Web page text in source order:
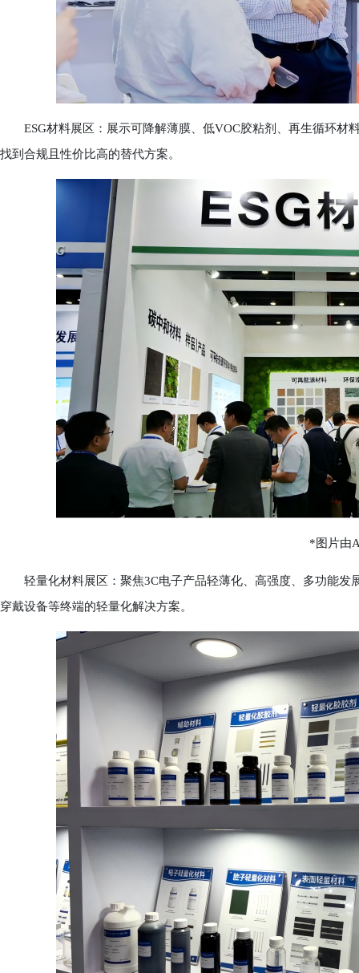
ESG材料展区：展示可降解薄膜、低VOC胶粘剂、再生循环材
找到合规且性价比高的替代方案。
*图片由
轻量化材料展区：聚焦3C电子产品轻薄化、高强度、多功能发
穿戴设备等终端的轻量化解决方案。